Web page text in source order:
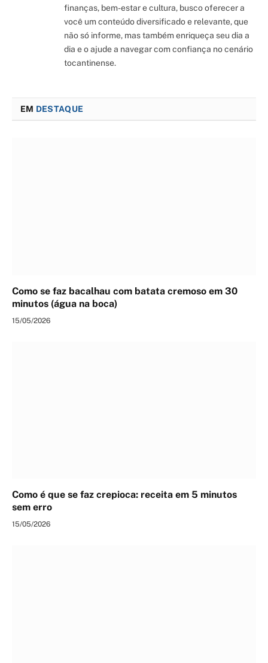
finanças, bem-estar e cultura, busco oferecer a
você um conteúdo diversificado e relevante, que
não só informe, mas também enriqueça seu dia a
dia e o ajude a navegar com confiança no cenário
tocantinense.
EM DESTAQUE
Como se faz bacalhau com batata cremoso em 30
minutos (água na boca)
15/05/2026
Como é que se faz crepioca: receita em 5 minutos
sem erro
15/05/2026